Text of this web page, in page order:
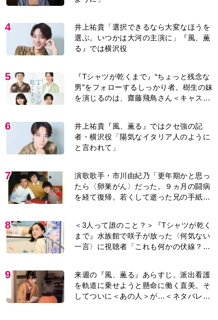
4
井上祐貴「選択できるなら大変なほうを
選ぶ。いつかは大河の主演に」『風、薫
る』では横沢役
5
『Tシャツが乾くまで』“ちょっと残念な
男”をフォローするしっかり者。樹生の妹
を演じるのは、齋藤飛鳥さん＜キャスト
6
井上祐貴『風、薫る』ではクセ強の記
者・横沢役「陽気なイタリア人のように
と言われて」
7
演歌歌手・市川由紀乃「更年期かと思っ
たら〈卵巣がん〉だった。９ヵ月の闘病
を経て復帰。若くして逝った兄の手紙を
8
＜3人って誰のこと？＞『Tシャツが乾く
まで』水族館で咲子が放った〈何気ない
一言〉に視聴者「これも何かの伏線？」
9
来週の『風、薫る』あらすじ。派出看護
を軌道に乗せようと懸命に働く直美。そ
してついに＜あの人＞が…＜ネタバレあ